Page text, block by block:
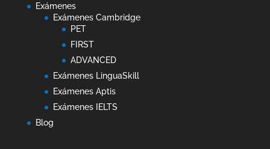
Exámenes
Exámenes Cambridge
PET
FIRST
ADVANCED
Exámenes LinguaSkill
Exámenes Aptis
Exámenes IELTS
Blog